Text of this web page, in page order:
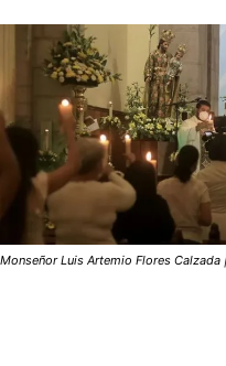
Monseñor Luis Artemio Flores